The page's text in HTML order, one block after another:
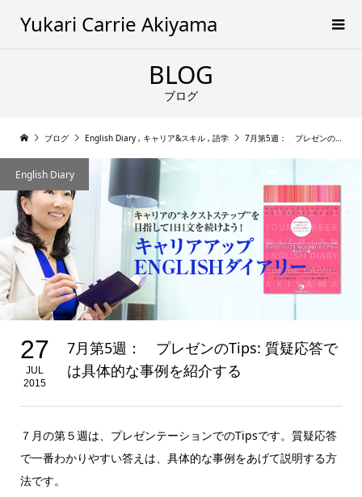
Yukari Carrie Akiyama
BLOG
ブログ
ブログ English Diary , キャリア&スキル , 語学 7月第5週： プレゼンのTips: 質疑応答では具体的な事例を紹介する
English Diary
27
JUL
2015
7月第5週： プレゼンのTips: 質疑応答で
は具体的な事例を紹介する
７月の第５週は、プレゼンテーションでのTipsです。質疑応答
で一番わかりやすい答えは、具体的な事例をあげて説明する方
法です。